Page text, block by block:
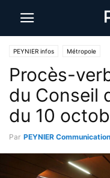
PEYNIER infos Métropole
Procès-
du Conseil
du 10
Par PEYNIER Communication